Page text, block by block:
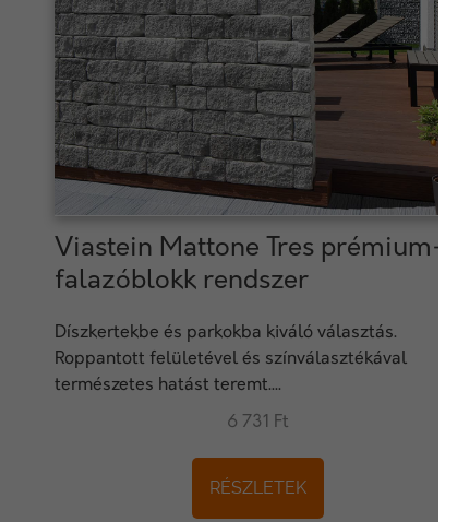
Viastein Mattone Tres prémium+
falazóblokk rendszer
Díszkertekbe és parkokba kiváló választás.
Roppantott felületével és színválasztékával
természetes hatást teremt....
6 731 Ft
RÉSZLETEK